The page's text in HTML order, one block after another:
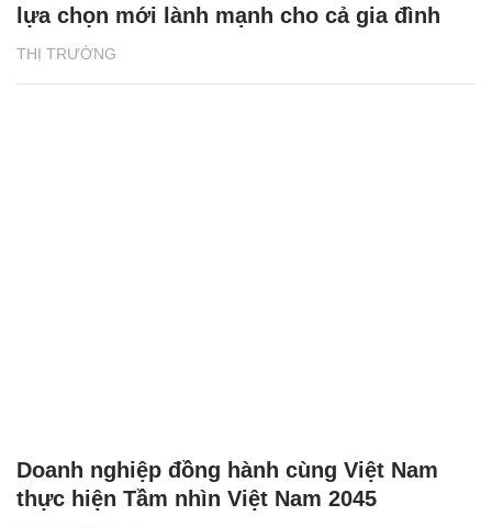
THỊ TRƯỜNG
lựa chọn mới lành mạnh cho cả gia đình
Doanh nghiệp đồng hành cùng Việt Nam
thực hiện Tầm nhìn Việt Nam 2045